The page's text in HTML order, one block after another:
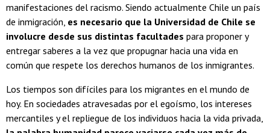
manifestaciones del racismo. Siendo actualmente Chile un país
de inmigración, es necesario que la Universidad de Chile se
involucre desde sus distintas facultades para proponer y
entregar saberes a la vez que propugnar hacia una vida en
común que respete los derechos humanos de los inmigrantes.
Los tiempos son difíciles para los migrantes en el mundo de
hoy. En sociedades atravesadas por el egoísmo, los intereses
mercantiles y el repliegue de los individuos hacia la vida privada,